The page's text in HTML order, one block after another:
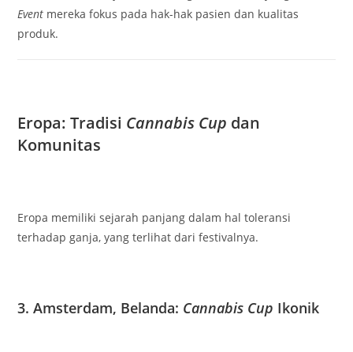
Event mereka fokus pada hak-hak pasien dan kualitas
produk.
Eropa: Tradisi Cannabis Cup dan
Komunitas
Eropa memiliki sejarah panjang dalam hal toleransi
terhadap ganja, yang terlihat dari festivalnya.
3. Amsterdam, Belanda: Cannabis Cup Ikonik